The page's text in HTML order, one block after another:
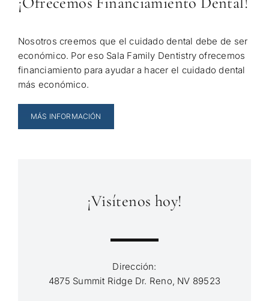
Nosotros creemos que el cuidado dental debe de ser
económico. Por eso Sala Family Dentistry ofrecemos
financiamiento para ayudar a hacer el cuidado dental
más económico.
MÁS INFORMACIÓN
¡Visítenos hoy!
Dirección:
4875 Summit Ridge Dr. Reno, NV 89523